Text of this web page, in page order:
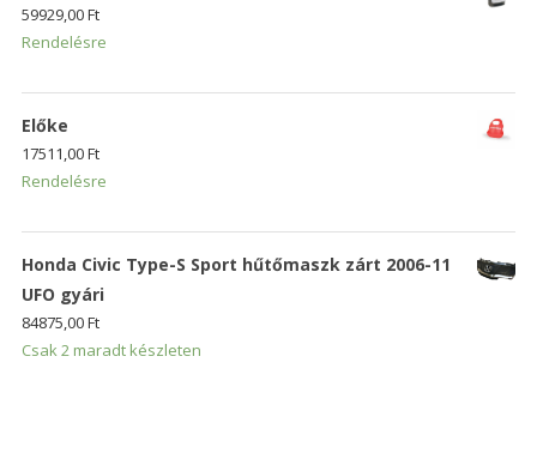
59929,00Ft
Rendelésre
Előke
17511,00Ft
Rendelésre
Honda Civic Type-S Sport hűtőmaszk zárt 2006-11
UFO gyári
84875,00Ft
Csak 2 maradt készleten